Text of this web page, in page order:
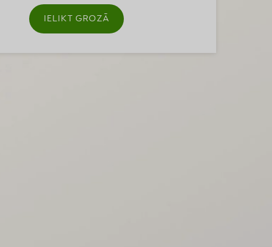
IELIKT GROZĀ